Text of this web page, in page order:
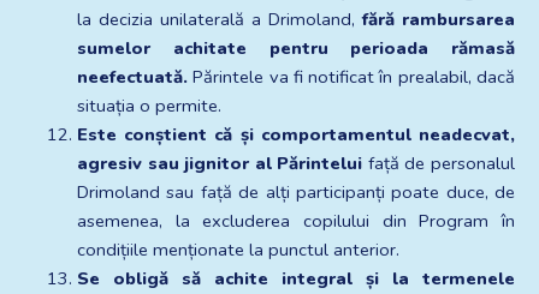
la decizia unilaterală a Drimoland, fără rambursarea
sumelor achitate pentru perioada rămasă
neefectuată. Părintele va fi notificat în prealabil, dacă
situația o permite.
Este conștient că și comportamentul neadecvat,
agresiv sau jignitor al Părintelui față de personalul
Drimoland sau față de alți participanți poate duce, de
asemenea, la excluderea copilului din Program în
condițiile menționate la punctul anterior.
Se obligă să achite integral și la termenele